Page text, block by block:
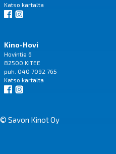
Katso kartalta
Kino-Hovi
Hovintie 6
82500 KITEE
puh. 040 7092 765
Katso kartalta
© Savon Kinot Oy